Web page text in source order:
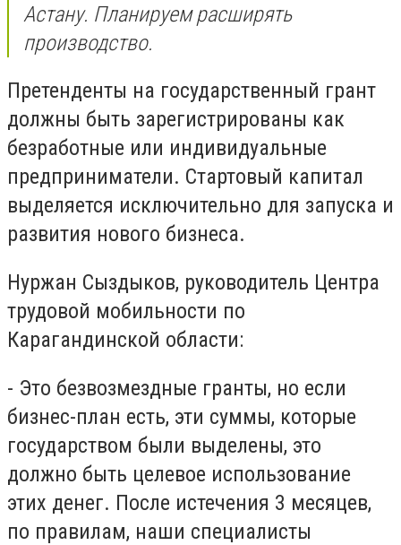
Астану. Планируем расширять
производство.
Претенденты на государственный грант
должны быть зарегистрированы как
безработные или индивидуальные
предприниматели. Стартовый капитал
выделяется исключительно для запуска и
развития нового бизнеса.
Нуржан Сыздыков, руководитель Центра
трудовой мобильности по
Карагандинской области:
- Это безвозмездные гранты, но если
бизнес-план есть, эти суммы, которые
государством были выделены, это
должно быть целевое использование
этих денег. После истечения 3 месяцев,
по правилам, наши специалисты